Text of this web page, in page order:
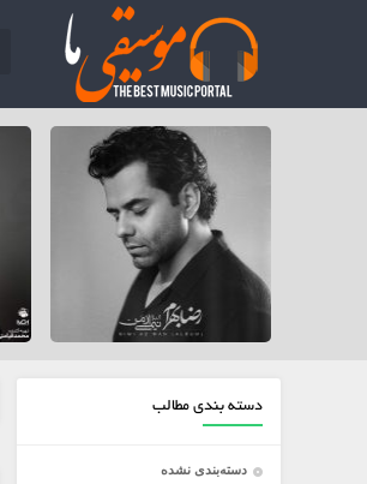
دسته بندی مطالب
دسته‌بندی نشده